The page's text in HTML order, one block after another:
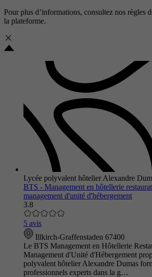
Pour plus d’informations, consultez nos règles
la plateforme.
Lycée polyvalent hôtelier Alexandre
BTS - Management en hôtellerie
management d'unité d'hébergement
3.8
5 avis
Illkirch-Graffenstaden 67400
Le BTS Management en Hôtellerie
Management d'Unité d'Hébergement
polyvalent hôtelier Alexandre Dumas
professionnels experts dans la g…